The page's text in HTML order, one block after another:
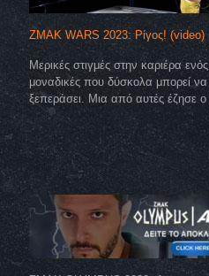
ZMAK WARS 2023: Ρίγος! (video)
Μερικές στιγμές στην καριέρα
μοναδικές που δύσκολα μπορεί
ξεπεράσει. Μια από αυτές έζησε ο